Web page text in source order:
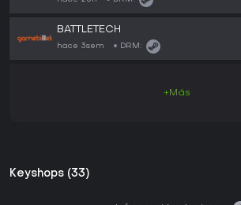
BATTLETECH
hace 3sem DRM:
+Más
Keyshops (33)